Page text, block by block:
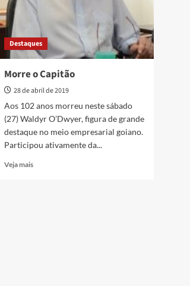
Destaques
Morre o Capitão
28 de abril de 2019
Aos 102 anos morreu neste sábado
(27) Waldyr O’Dwyer, figura de grande
destaque no meio empresarial goiano.
Participou ativamente da...
Veja maisRead